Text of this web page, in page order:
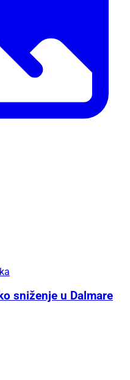
sniženje u Dalmare